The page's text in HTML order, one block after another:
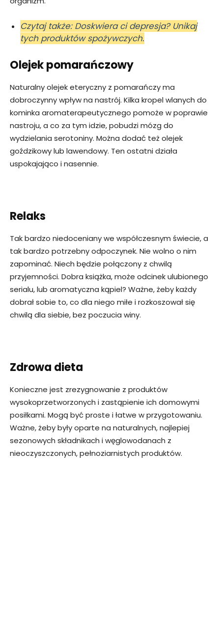
Czytaj także: Doskwiera ci depresja? Unikaj
tych produktów spożywczych.
Olejek pomarańczowy
Naturalny olejek eteryczny z pomarańczy ma
dobroczynny wpływ na nastrój. Kilka kropel wlanych do
kominka aromaterapeutycznego pomoże w poprawie
nastroju, a co za tym idzie, pobudzi mózg do
wydzielania serotoniny. Można dodać też olejek
goździkowy lub lawendowy. Ten ostatni działa
uspokajająco i nasennie.
Relaks
Tak bardzo niedoceniany we współczesnym świecie, a
tak bardzo potrzebny odpoczynek. Nie wolno o nim
zapominać. Niech będzie połączony z chwilą
przyjemności. Dobra książka, może odcinek ulubionego
serialu, lub aromatyczna kąpiel? Ważne, żeby każdy
dobrał sobie to, co dla niego miłe i rozkoszował się
chwilą dla siebie, bez poczucia winy.
Zdrowa dieta
Konieczne jest zrezygnowanie z produktów
wysokoprzetworzonych i zastąpienie ich domowymi
posiłkami. Mogą być proste i łatwe w przygotowaniu.
Ważne, żeby były oparte na naturalnych, najlepiej
sezonowych składnikach i węglowodanach z
nieoczyszczonych, pełnoziarnistych produktów.